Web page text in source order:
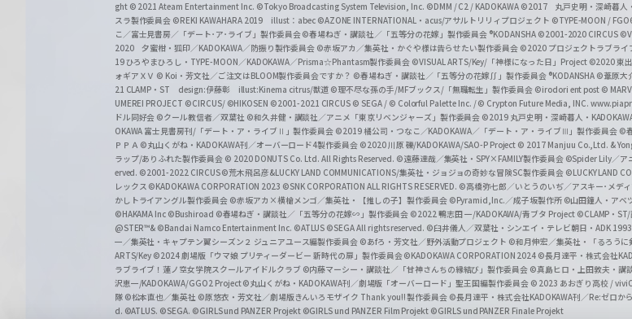
ght © 2021 Ateam Entertainment Inc. ©Tokyo Broadcasting System Television, Inc. ©DMM / C2 / KADOKAWA ©2017 丸戸史明・深崎暮人
スラ製作委員会 ©REKI KAWAHARA 2019 illust：abec ©AZONE INTERNATIONAL・acus/アサルトリリィプロジェクト ©TYPE-MOON /
こ／富士見書房／「デート･ア･ライブ」製作委員会©春場ねぎ・講談社／「五等分の花嫁」製作委員会 ®KODANSHA ©2001-2020 CIRCUS
2020 夕蜜柑・狐印／KADOKAWA／防振り製作委員会 ©赤坂アカ／集英社・かぐや様は告らせたい製作委員会 ©2020 プロジェクトラブライ
19 ひろやまひろし・TYPE-MOON／KADOKAWA／Prisma☆Phantasm製作委員会 ©VISUAL ARTS/Key/「神様になった日」Project ©2020 東
ォギアＸＶ © Koi・芳文社／ご注文はBLOOM製作委員会ですか？ ©春場ねぎ・講談社／「五等分の花嫁∬」製作委員会 ®KODANSHA ©葦原大
21 CLAMP・ST design:伊藤彰 illust:Kinema citrus/獣道 ©理不尽な孫の手/MFブックス/「無職転生」製作委員会 ©irodori ent post ©
UMEREI PROJECT ©CIRCUS/ ©HIKOSEN ©2001-2021 CIRCUS © SEGA / © Colorful Palette Inc. / © Crypton Future Media, INC.
ドル同好会 ©クール教信者／双葉社 ©和久井健・講談社／アニメ「東京リベンジャーズ」製作委員会 ©2019 丸戸史明・深崎暮人・
OKAWA 富士見書房刊/「デート・ア・ライブⅡ」製作委員会 ©2019 橘公司・つなこ／KADOKAWA／「デート・ア・ライブⅢ」製作委員会 ©
ＰＰＡ ©丸山くがね・KADOKAWA刊／オーバーロード4製作委員会 ©2020 川原 礫/KADOKAWA/SAO-P Project © 2017 Manjuu Co.,Ltd. &
ラップ/ありふれた製作委員会 © 2020 DONUTS Co. Ltd. All Rights Reserved. ©遠藤達哉／集英社・SPY×FAMILY製作委員会 ©Spider Lily／ア
erved. ©2001-2022 CIRCUS©荒木飛呂彦&LUCKY LAND COMMUNICATIONS/集英社・ジョジョの奇妙な冒険SC製作委員会 ©LUCKY LAND
レックス ©KADOKAWA CORPORATION 2023 ©SNK CORPORATION ALL RIGHTS RESERVED. ©高橋弥七郎／いとうのいぢ／アスキー･メデ
かしトライアングル製作委員会 ©赤坂アカ×横槍メンゴ／集英社・【推しの子】製作委員会 ©Pyramid,Inc.／成子坂製作所 ©山田鐘人・アベ
©HAKAMA Inc ©Bushiroad ©春場ねぎ・講談社／「五等分の花嫁∽」製作委員会 ©2022 鴨志田 一/KADOKAWA/青ブタ Project ©CLAMP・ST/
@STER™& ©Bandai Namco Entertainment Inc. ©ATLUS ©SEGA All rights reserved. ©臼井儀人／双葉社・シンエイ・テレビ朝日・ADK
一／集英社・キャプテン翼シーズン２ ジュニアユース編製作委員会 ©あfろ・芳文社／野外活動プロジェクト ©和月伸宏／集英社・「るろう
ARTS/Key ©2024 劇場版「ウマ娘 プリティーダービー 新時代の扉」製作委員会©KADOKAWA CORPORATION 2024 ©長月達平・株式会社
ラブライブ！蓮ノ空女学院スクールアイドルクラブ ©内藤マーシー・講談社／「甘神さんちの縁結び」製作委員会 ©真島ヒロ・上田敦夫・講
沢恵一/KADOKAWA/GGO2 Project©丸山くがね・KADOKAWA刊／劇場版「オーバーロード」聖王国編製作委員会 © 2023 あおぎり高校 /
隊 ©松本直也／集英社 ©原悠衣・芳文社／劇場版きんいろモザイク Thank you!! 製作委員会 ©長月達平・株式会社KADOKAWA刊／Re:ゼロか
d. ©ATLUS. ©SEGA. ©GIRLS und PANZER Projekt ©GIRLS und PANZER Film Projekt ©GIRLS und PANZER Finale Projekt